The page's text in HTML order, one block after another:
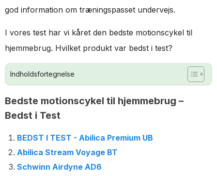
god information om træningspasset undervejs.
I vores test har vi kåret den bedste motionscykel til
hjemmebrug. Hvilket produkt var bedst i test?
Indholdsfortegnelse
Bedste motionscykel til hjemmebrug –
Bedst i Test
BEDST I TEST - Abilica Premium UB
Abilica Stream Voyage BT
Schwinn Airdyne AD6